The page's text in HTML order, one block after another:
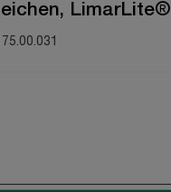
LimarLite®